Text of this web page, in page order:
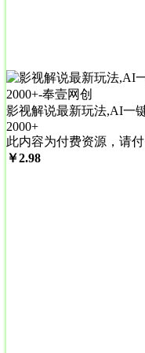
影视解说最新玩法,AI一
2000+
此内容为付费资源，请
￥2.98